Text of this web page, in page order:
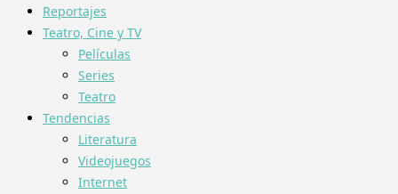
Reportajes
Teatro, Cine y TV
Películas
Series
Teatro
Tendencias
Literatura
Videojuegos
Internet